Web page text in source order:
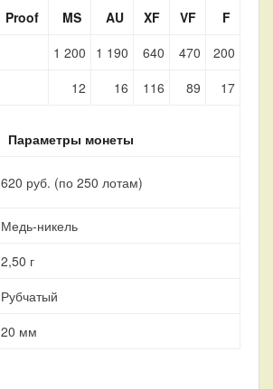
Proof MS AU XF VF
F
1 200 1 190 640 470
200
12 16 116 89 17
Параметры монеты
620 руб. (по 250 лотам)
Медь-никель
2,50 г
Рубчатый
20 мм